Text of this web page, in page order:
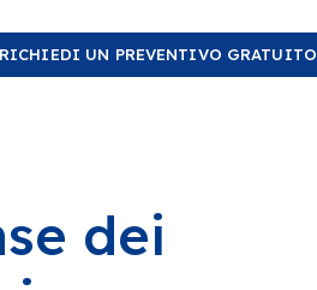
RICHIEDI UN PREVENTIVO GRATUITO
dei